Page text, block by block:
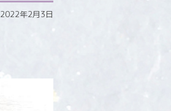
2022年2月3日